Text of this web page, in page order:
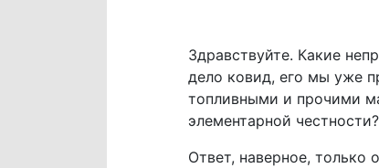
Здравствуйте. Какие
дело ковид, его мы уже
топливными и прочими
элементарной
Ответ, наверное, только